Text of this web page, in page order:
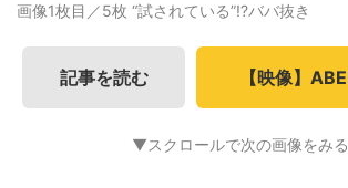
画像1枚目／5枚 “試されている”!?ババ抜き
記事を読む 【映像】
▼スクロールで次の画像をみ